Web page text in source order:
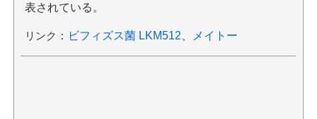
表されている。
リンク ： ビフィズス菌 LKM512 メイトー